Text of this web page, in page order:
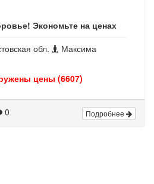
Экономьте на ценах
обл.
Максима
цены (6607)
0 Подробнее